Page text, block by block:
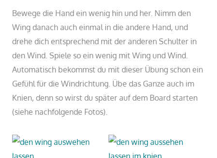
Bewege die Hand ein wenig hin und her. Nimm den
Wing danach auch einmal in die andere Hand, und
drehe dich entsprechend mit der anderen Schulter in
den Wind. Spiele so ein wenig mit Wing und Wind.
Automatisch bekommst du mit dieser Übung schon ein
Gefühl für die Windrichtung. Übe das Ganze auch im
Knien, denn so wirst du später auf dem Board starten
(siehe nachfolgende Fotos).